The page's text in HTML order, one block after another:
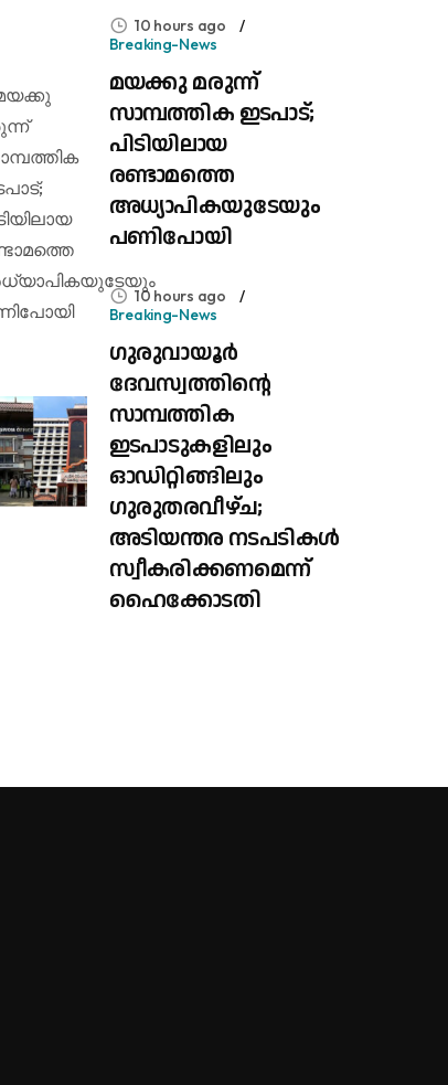
10 hours ago
Breaking-News
മയക്കു മരുന്ന്
സാമ്പത്തിക ഇടപാട്;
പിടിയിലായ
രണ്ടാമത്തെ
അധ്യാപികയുടേയും
പണിപോയി
10 hours ago
Breaking-News
ഗുരുവായൂർ
ദേവസ്വത്തിന്റെ
സാമ്പത്തിക
ഇടപാടുകളിലും
ഓഡിറ്റിങ്ങിലും ​
ഗുരുതരവീഴ്ച;
അടിയന്തര നടപടികൾ
സ്വീകരിക്കണമെന്ന്
ഹൈക്കോടതി